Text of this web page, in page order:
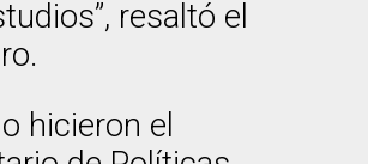
resaltó el
hicieron el